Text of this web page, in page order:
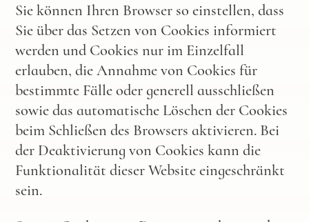
Sie können Ihren Browser so einstellen, dass
Sie über das Setzen von Cookies informiert
werden und Cookies nur im Einzelfall
erlauben, die Annahme von Cookies für
bestimmte Fälle oder generell ausschließen
sowie das automatische Löschen der Cookies
beim Schließen des Browsers aktivieren. Bei
der Deaktivierung von Cookies kann die
Funktionalität dieser Website eingeschränkt
sein.